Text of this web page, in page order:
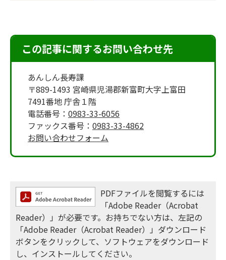
この記事に関するお問い合わせ先
あんしん長寿課
〒889-1493 宮崎県児湯郡新富町大字上富田
7491番地 庁舎１階
電話番号： 0983-33-6056
ファックス番号： 0983-33-4862
お問い合わせフォーム
PDFファイルを閲覧するには
「Adobe Reader（Acrobat
Reader）」が必要です。お持ちでない方は、左記の
「Adobe Reader（Acrobat Reader）」ダウンロード
ボタンをクリックして、ソフトウェアをダウンロード
し、インストールしてください。